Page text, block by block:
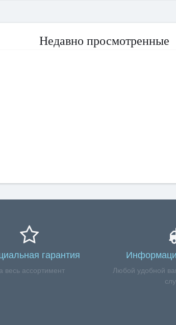
Недавно просмотренные
гарантия
весь ассортимент
Любой удобной